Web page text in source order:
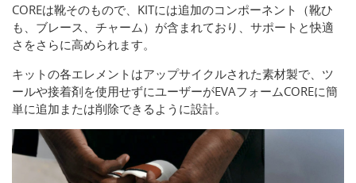
COREは靴そのもので、KITには追加のコンポーネント（靴ひ
も、ブレース、チャーム）が含まれており、サポートと快適
さをさらに高められます。
キットの各エレメントはアップサイクルされた素材製で、ツ
ールや接着剤を使用せずにユーザーがEVAフォームCOREに簡
単に追加または削除できるように設計。